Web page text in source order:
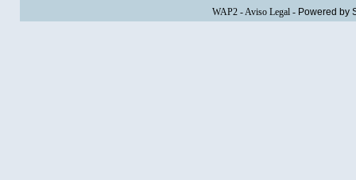
WAP2-Aviso Legal- Powered by